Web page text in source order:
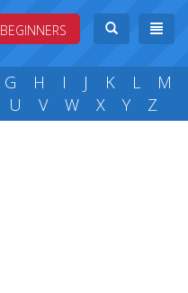
BEGINNERS
G H I J K L
M
U V W X Y Z